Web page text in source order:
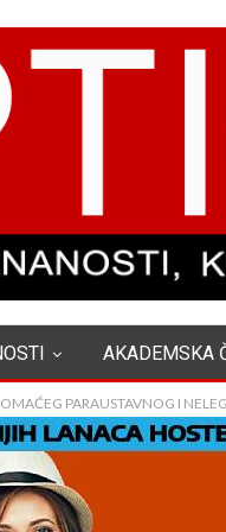
AKADEMSKA
PARAUSTAVNOG I